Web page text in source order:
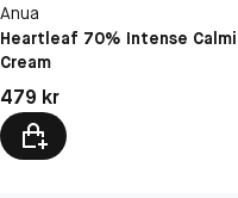
Anua
Heartleaf 70% Intense
Cream
Pris: 479 kr
479 kr